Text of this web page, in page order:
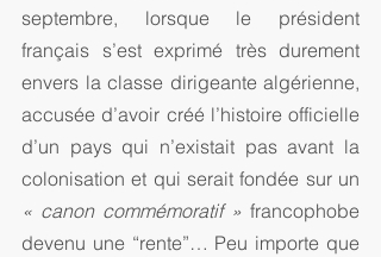
septembre, lorsque le président
français s’est exprimé très durement
envers la classe dirigeante algérienne,
accusée d’avoir créé l’histoire officielle
d’un pays qui n’existait pas avant la
« canon commémoratif » francophobe
devenu une “rente”… Peu importe que